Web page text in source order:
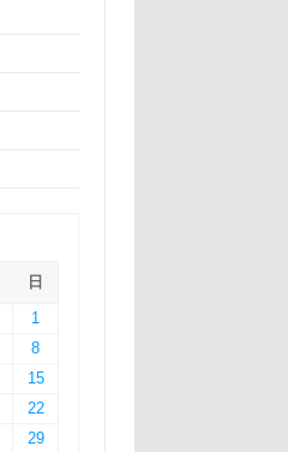
日
1
8
15
22
29